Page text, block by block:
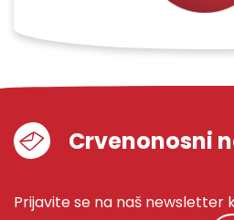
Crvenonosni
Prijavite se na naš newsletter